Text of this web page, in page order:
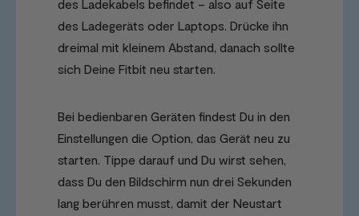
des Ladekabels befindet – also auf Seite
des Ladegeräts oder Laptops. Drücke ihn
dreimal mit kleinem Abstand, danach sollte
sich Deine Fitbit neu starten.
Bei bedienbaren Geräten findest Du in den
Einstellungen die Option, das Gerät neu zu
starten. Tippe darauf und Du wirst sehen,
dass Du den Bildschirm nun drei Sekunden
lang berühren musst, damit der Neustart